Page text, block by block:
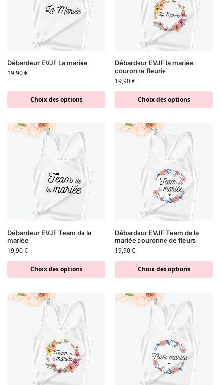
Débardeur EVJF La mariée
19,90€
Choix des options
Débardeur EVJF la mariée
couronne fleurie
19,90€
Choix des options
Débardeur EVJF Team de la
mariée
19,90€
Choix des options
Débardeur EVJF Team de la
mariée couronne de fleurs
19,90€
Choix des options